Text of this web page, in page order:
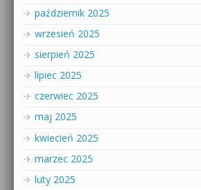
październik 2025
wrzesień 2025
sierpień 2025
lipiec 2025
czerwiec 2025
maj 2025
kwiecień 2025
marzec 2025
luty 2025